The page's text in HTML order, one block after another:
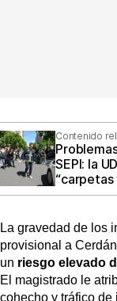
Contenido
SEPI: la
“carpetas
La gravedad de los
provisional a
un riesgo elevado
El magistrado le
cohecho y tráfico